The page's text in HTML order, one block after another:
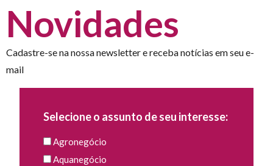
Novidades
Cadastre-se na nossa newsletter e receba notícias em seu e-
mail
Selecione o assunto de seu interesse:
Agronegócio
Aquanegócio